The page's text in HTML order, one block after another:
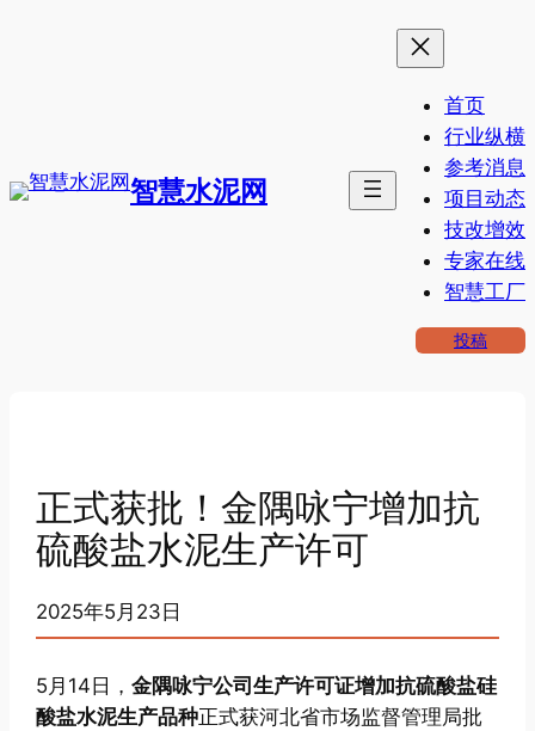
智慧水泥网
首页
行业纵横
参考消息
项目动态
技改增效
专家在线
智慧工厂
投稿
正式获批！金隅咏宁增加抗
硫酸盐水泥生产许可
2025年5月23日
5月14日，金隅咏宁公司生产许可证增加抗硫酸盐硅
酸盐水泥生产品种正式获河北省市场监督管理局批